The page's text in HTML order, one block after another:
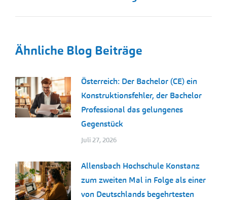
Ähnliche Blog Beiträge
Österreich: Der Bachelor (CE) ein
Konstruktionsfehler, der Bachelor
Professional das gelungenes
Gegenstück
Juli 27, 2026
Allensbach Hochschule Konstanz
zum zweiten Mal in Folge als einer
von Deutschlands begehrtesten